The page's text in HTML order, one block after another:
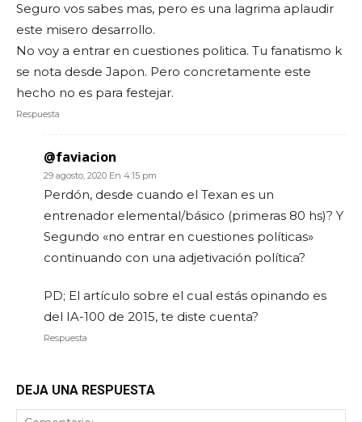
Seguro vos sabes mas, pero es una lagrima aplaudir
este misero desarrollo.
No voy a entrar en cuestiones politica. Tu fanatismo k
se nota desde Japon. Pero concretamente este
hecho no es para festejar.
Respuesta
@faviacion
29 agosto, 2020 En 4:15 pm
Perdón, desde cuando el Texan es un
entrenador elemental/básico (primeras 80 hs)? Y
Segundo «no entrar en cuestiones políticas»
continuando con una adjetivación política?
PD; El artículo sobre el cual estás opinando es
del IA-100 de 2015, te diste cuenta?
Respuesta
DEJA UNA RESPUESTA